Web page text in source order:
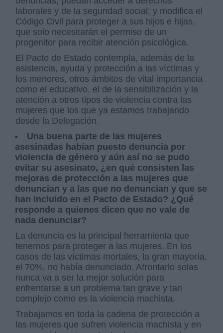
laborales y de la seguridad social; y modifica el
Código Civil para proteger a sus hijos e hijas,
que solo necesitarán el permiso de un
progenitor para recibir atención psicológica.
El Pacto de Estado contempla, además de la
asistencia, ayuda y protección a las víctimas y
los menores, otros ámbitos de vital importancia
como el educativo, el de la sensibilización y la
atención a otros tipos de violencia contra las
mujeres que los que ya estamos trabajando
desde la Delegación.
Una buena parte de las mujeres
asesinadas habían puesto denuncia por
violencia de género y aún así no se pudo
evitar su asesinato, ¿en qué consisten las
mejoras de protección a las mujeres que
denuncian y a las que no denuncian y que se
han incluido en el Pacto de Estado? ¿Qué
responde a quienes dicen que no vale de
nada denunciar?
La denuncia es la principal herramienta que
tenemos para proteger a las mujeres. En los
casos de las víctimas mortales, la gran mayoría,
el 70%, no había denunciado. Afrontarlo solas
nunca va a ser la mejor solución para
enfrentarse a un problema tan grave y tan
complejo como es la violencia machista.
Trabajamos en toda la cadena de protección a
las mujeres que sufren violencia machista y en